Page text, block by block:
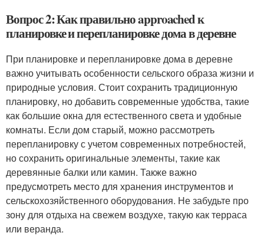
Вопрос 2: Как правильно approached к
планировке и перепланировке дома в деревне
При планировке и перепланировке дома в деревне
важно учитывать особенности сельского образа жизни и
природные условия. Стоит сохранить традиционную
планировку, но добавить современные удобства, такие
как большие окна для естественного света и удобные
комнаты. Если дом старый, можно рассмотреть
перепланировку с учетом современных потребностей,
но сохранить оригинальные элементы, такие как
деревянные балки или камин. Также важно
предусмотреть место для хранения инструментов и
сельскохозяйственного оборудования. Не забудьте про
зону для отдыха на свежем воздухе, такую как терраса
или веранда.